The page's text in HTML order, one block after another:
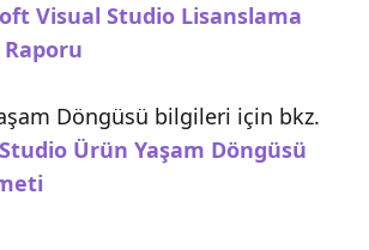
Visual Studio Lisanslama
Döngüsü bilgileri için bkz.
Ürün Yaşam Döngüsü